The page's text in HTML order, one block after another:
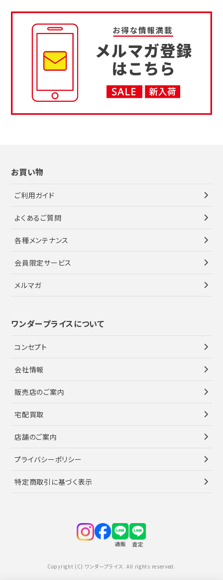
お買い物
ご利用ガイド
よくあるご質問
各種メンテナンス
会員限定サービス
メルマガ
ワンダープライスについて
コンセプト
会社情報
販売店のご案内
宅配買取
店舗のご案内
プライバシーポリシー
特定商取引に基づく表示
Copyright (C) ワンダープライス. All rights reserved.